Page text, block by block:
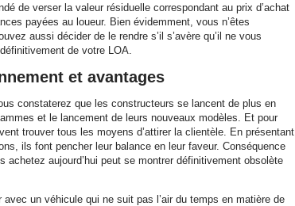
de verser la valeur résiduelle correspondant au prix d’achat
payées au loueur. Bien évidemment, vous n’êtes
aussi décider de le rendre s’il s’avère qu’il ne vous
de votre LOA.
et avantages
constaterez que les constructeurs se lancent de plus en
et le lancement de leurs nouveaux modèles. Et pour
trouver tous les moyens d’attirer la clientèle. En présentant
ils font pencher leur balance en leur faveur. Conséquence
aujourd’hui peut se montrer définitivement obsolète
un véhicule qui ne suit pas l’air du temps en matière de